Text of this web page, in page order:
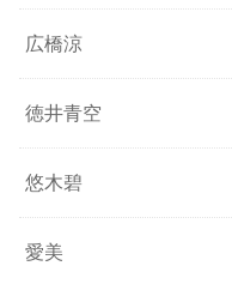
広橋涼
徳井青空
悠木碧
愛美